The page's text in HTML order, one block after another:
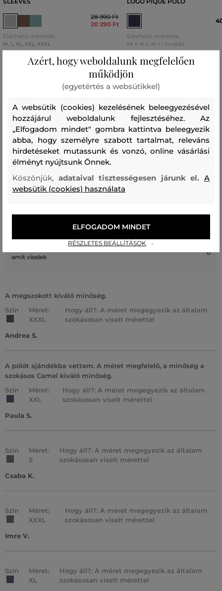
28 990 Ft
20 290 Ft
Elérhető méretek:
M, L, XL, XXL, XXXL
Elérhető méretek:
XS, S, M, L, XL +1 további
ÜGYFELEINKNEK ÁLTAL ÉRTÉKELT MÉRETEK
A méret sokkal kisebb, mint amit
viselek
0
A méret egy kicsit kisebb, mint
amit viselek
A méret megegyezik az általam
amit általában viselek
A méret sokkal nagyobb, mint
amit viselek
0
A megszokott kíváló minőség.
Szín
Méret:
XXXL
Hogy áll?: A méret megegyezik az általam
szokásosan viselt mérettel
Andrea S.
A pólót ajándékba vettem. A méret megfelelő, a minőség a
szokásos Camel kiváló minőség.
Szín
Méret:
XXL
Hogy áll?: A méret megegyezik az általam
szokásosan viselt mérettel
Paula S.
Szín
Méret:
S
Hogy áll?: A méret megegyezik az általam
szokásosan viselt mérettel
Csaba K.
Szín
Méret:
XXXL
Hogy áll?: A méret megegyezik az általam
szokásosan viselt mérettel
Imre V.
Szín
Méret:
XL
Hogy áll?: A méret megegyezik az általam
szokásosan viselt mérettel
Azért, hogy weboldalunk megfelelően
működjön
(egyetértés a websütikkel)
A websütik (cookies) kezelésének beleegyezésével
hozzájárul weboldalunk fejlesztéséhez. Az
„Elfogadom mindet" gombra kattintva beleegyezik
abba, hogy személyre szabott tartalmat, releváns
hirdetéseket mutassunk és vonzó, online vásárlási
élményt nyújtsunk Önnek.
Köszönjük, adataival tisztességesen járunk el.A
websütik (cookies) használata
RÉSZLETES BEÁLLÍTÁSOK
ELFOGADOM MINDET